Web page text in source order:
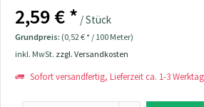
2,59 € * / Stück
Grundpreis: (0,52 € * / 100 Meter)
inkl. MwSt. zzgl. Versandkosten
Sofort versandfertig, Lieferzeit ca. 1-3